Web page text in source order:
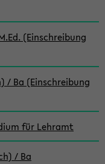
(Einschreibung
/ Ba (Einschreibung
für Lehramt
/ Ba